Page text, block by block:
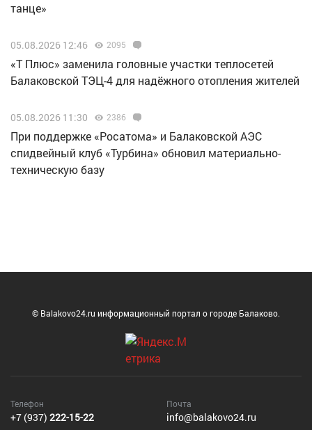
танце»
05.08.2026 12:46 2095
«Т Плюс» заменила головные участки теплосетей
Балаковской ТЭЦ-4 для надёжного отопления жителей
05.08.2026 11:30 2386
При поддержке «Росатома» и Балаковской АЭС
спидвейный клуб «Турбина» обновил материально-
техническую базу
© Balakovo24.ru информационный портал о городе Балаково.
Телефон
+7 (937) 222-15-22
Почта
info@balakovo24.ru